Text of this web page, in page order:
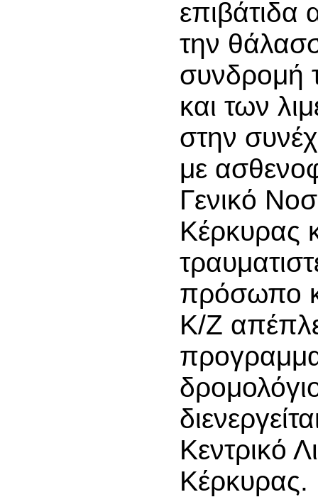
την
συνδρομή
και των
στην
με
Γενικό
Κέρκυρας
πρόσωπο
Κ/Ζ
Κεντρικό
Κέρκυρας.